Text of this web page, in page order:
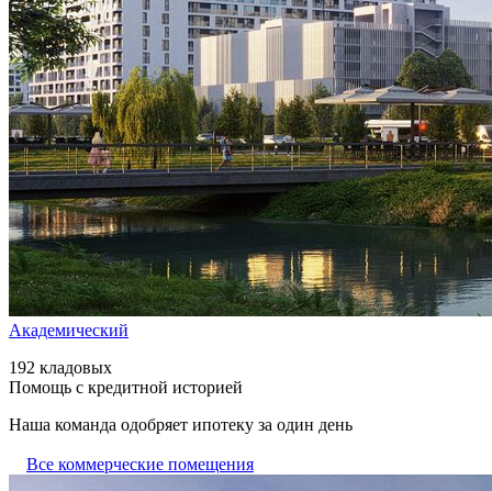
Академический
192 кладовых
Помощь с кредитной историей
Наша команда одобряет ипотеку за один день
Все коммерческие помещения